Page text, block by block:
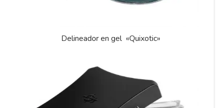
Delineador en gel «Quixotic»